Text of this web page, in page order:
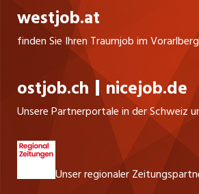
westjob.at
finden Sie Ihren Traumjob im
ostjob.ch nicejob.de
Unsere Partnerportale in der Schweiz
Unser regionaler